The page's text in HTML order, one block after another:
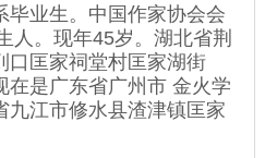
毕业生。中国作家协会会
人。现年45岁。湖北省荆
口匡家祠堂村匡家湖街
在是广东省广州市 金火学
九江市修水县渣津镇匡家